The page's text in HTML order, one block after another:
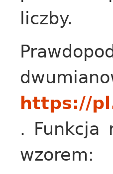
liczby.
https://
. Funkcja
wzorem: